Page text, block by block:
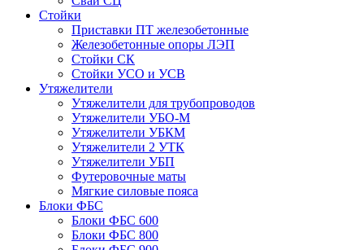
Стойки
Приставки ПТ железобетонные
Железобетонные опоры ЛЭП
Стойки СК
Стойки УСО и УСВ
Утяжелители
Утяжелители для трубопроводов
Утяжелители УБО-М
Утяжелители УБКМ
Утяжелители 2 УТК
Утяжелители УБП
Футеровочные маты
Мягкие силовые пояса
Блоки ФБС
Блоки ФБС 600
Блоки ФБС 800